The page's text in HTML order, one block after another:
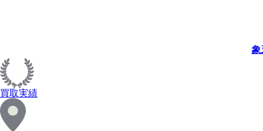
象
買取実績